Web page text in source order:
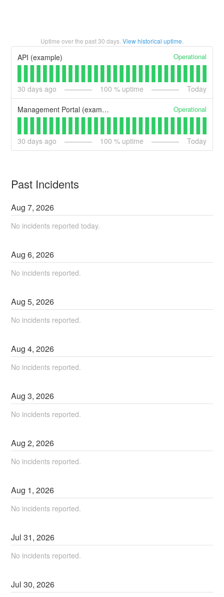
Uptime over the past30 days. View historical uptime.
API (example) Operational
30 days ago 100 % uptime Today
Management Portal (example) Operational
30 days ago 100 % uptime Today
Past Incidents
Aug7,2026
No incidents reported today.
Aug6,2026
No incidents reported.
Aug5,2026
No incidents reported.
Aug4,2026
No incidents reported.
Aug3,2026
No incidents reported.
Aug2,2026
No incidents reported.
Aug 1,2026
No incidents reported.
Jul31,2026
No incidents reported.
Jul30,2026